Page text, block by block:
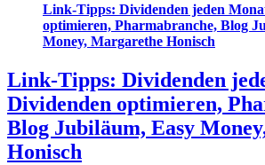
Link-Tipps: Dividenden jeden
optimieren, Pharmabranche, Blog
Money, Margarethe Honisch
Link-Tipps: Dividenden
Dividenden optimieren,
Blog Jubiläum, Easy
Honisch